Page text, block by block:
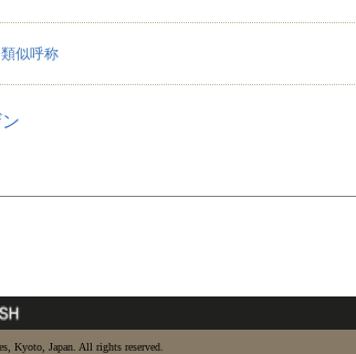
類似呼称
Kyoto, Japan. All rights reserved.